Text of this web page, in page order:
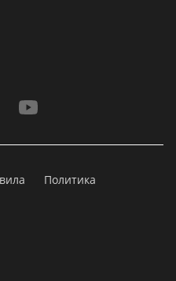
Политика